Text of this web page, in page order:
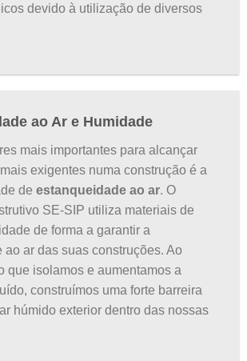
devido à utilização de diversos
ao Ar e Humidade
mais importantes para alcançar
exigentes numa construção é a
de estanqueidade ao ar. O
SE-SIP utiliza materiais de
de forma a garantir a
ao ar das suas construções. Ao
que isolamos e aumentamos a
construímos uma forte barreira
húmido exterior dentro das nossas